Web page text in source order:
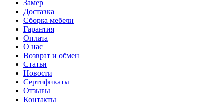
Замер
Доставка
Сборка мебели
Гарантия
Оплата
О нас
Возврат и обмен
Статьи
Новости
Сертификаты
Отзывы
Контакты